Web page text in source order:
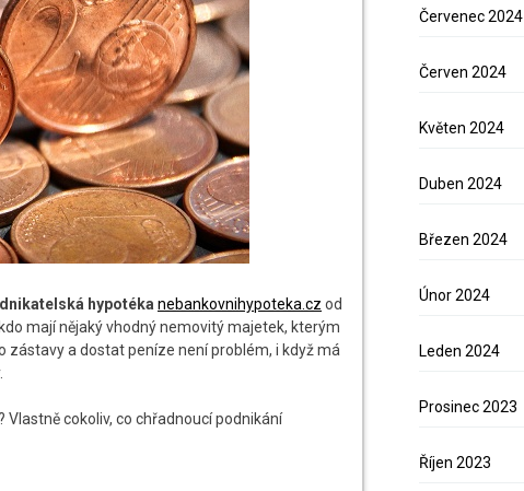
hypotéka nebankovnihypoteka.cz od
mají nějaký vhodný nemovitý majetek, kterým
zástavy a dostat peníze není problém, i když má
cokoliv, co chřadnoucí podnikání
Červenec 2024
Červen 2024
Květen 2024
Duben 2024
Březen 2024
Únor 2024
Leden 2024
Prosinec 2023
Říjen 2023